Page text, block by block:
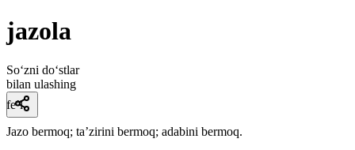
jazola
So‘zni do‘stlar
bilan ulashing
fe’l
Jazo bermoq; taʼzirini bermoq; adabini bermoq.